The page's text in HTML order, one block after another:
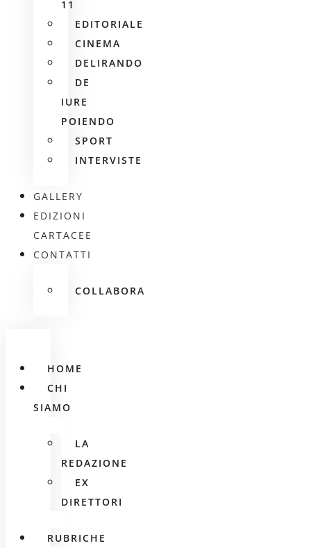
11
EDITORIALE
CINEMA
DELIRANDO
DE
IURE
POIENDO
SPORT
INTERVISTE
GALLERY
EDIZIONI
CARTACEE
CONTATTI
COLLABORA
HOME
CHI
SIAMO
LA
REDAZIONE
EX
DIRETTORI
RUBRICHE